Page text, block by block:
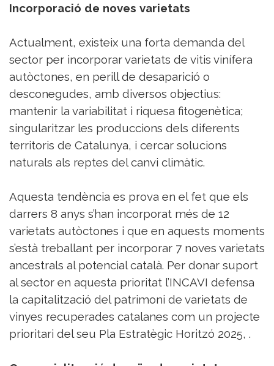
Incorporació de noves varietats
Actualment, existeix una forta demanda del
sector per incorporar varietats de vitis vinífera
autòctones, en perill de desaparició o
desconegudes, amb diversos objectius:
mantenir la variabilitat i riquesa fitogenètica;
singularitzar les produccions dels diferents
territoris de Catalunya, i cercar solucions
naturals als reptes del canvi climàtic.
Aquesta tendència es prova en el fet que els
darrers 8 anys s’han incorporat més de 12
varietats autòctones i que en aquests moments
s’està treballant per incorporar 7 noves varietats
ancestrals al potencial català. Per donar suport
al sector en aquesta prioritat l’INCAVI defensa
la capitalització del patrimoni de varietats de
vinyes recuperades catalanes com un projecte
prioritari del seu Pla Estratègic Horitzó 2025, .